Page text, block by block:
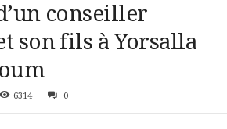
conseiller
son fils à Yorsalla
6314 0